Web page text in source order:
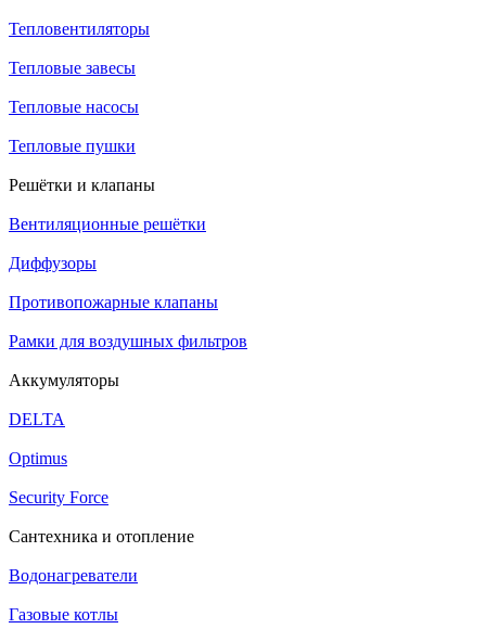
Тепловентиляторы
Тепловые завесы
Тепловые насосы
Тепловые пушки
Решётки и клапаны
Вентиляционные решётки
Диффузоры
Противопожарные клапаны
Рамки для воздушных фильтров
Аккумуляторы
DELTA
Optimus
Security Force
Сантехника и отопление
Водонагреватели
Газовые котлы